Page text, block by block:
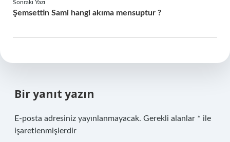
Sonraki Yazı
Şemsettin Sami hangi akıma mensuptur ?
Bir yanıt yazın
E-posta adresiniz yayınlanmayacak. Gerekli alanlar * ile
işaretlenmişlerdir